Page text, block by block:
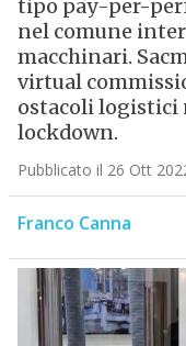
tipo pay-per-
nel comune
macchinari.
virtual
ostacoli logistici
lockdown.
Pubblicato il 26 Ott
Franco Canna